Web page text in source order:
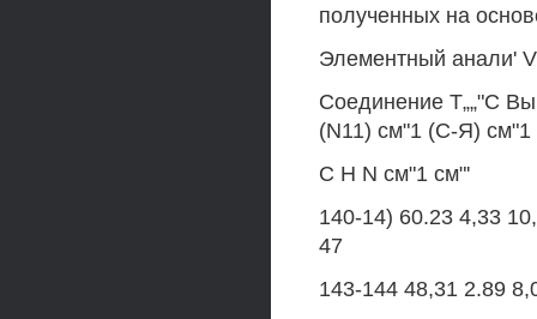
полученных на
Элементный анали'
Соединение Т„„"С
(N11) см"1 (С-Я)
С Н N см"1 см"'
140-14) 60.23 4,33
47
143-144 48,31 2.89